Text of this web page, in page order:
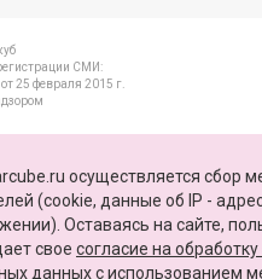
СМИ:
25 февраля 2015 г.
осуществляется сбор
(cookie, данные об IP -
Оставаясь на сайте,
свое согласие на обработку
данныхc использованием